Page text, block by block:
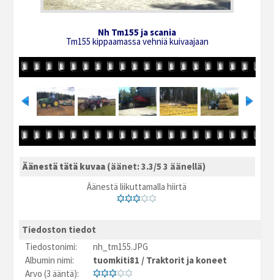
Nh Tm155 ja scania
Tm155 kippaamassa vehniä kuivaajaan
Äänestä tätä kuvaa (äänet: 3.3/5 3 äänellä)
Äänestä liikuttamalla hiirtä
Tiedoston tiedot
Tiedostonimi:
nh_tm155.JPG
Albumin nimi:
tuomkiti81 / Traktorit ja koneet
Arvo (3 ääntä):